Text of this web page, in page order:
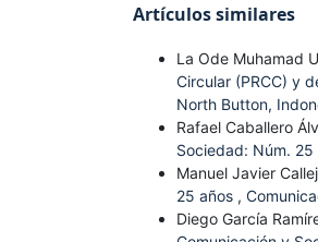
Artículos similares
La Ode Muhamad
Circular (PRCC) y
North Button,
Rafael Caballero
Sociedad: Núm. 25
Manuel Javier
25 años ,
Diego García